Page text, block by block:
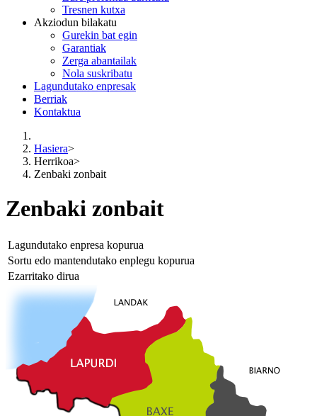
Tresnen kutxa
Akziodun bilakatu
Gurekin bat egin
Garantiak
Zerga abantailak
Nola suskribatu
Lagundutako enpresak
Berriak
Kontaktua
Hasiera>
Herrikoa>
Zenbaki zonbait
Zenbaki zonbait
Lagundutako enpresa kopurua
Sortu edo mantendutako enplegu kopurua
Ezarritako dirua